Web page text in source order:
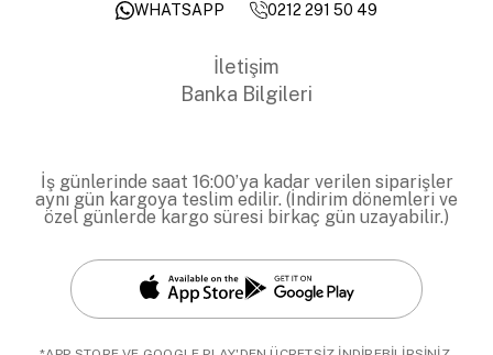
WHATSAPP
0212 291 50 49
İletişim
Banka Bilgileri
İş günlerinde saat 16:00’ya kadar verilen siparişler
aynı gün kargoya teslim edilir. (İndirim dönemleri ve
özel günlerde kargo süresi birkaç gün uzayabilir.)